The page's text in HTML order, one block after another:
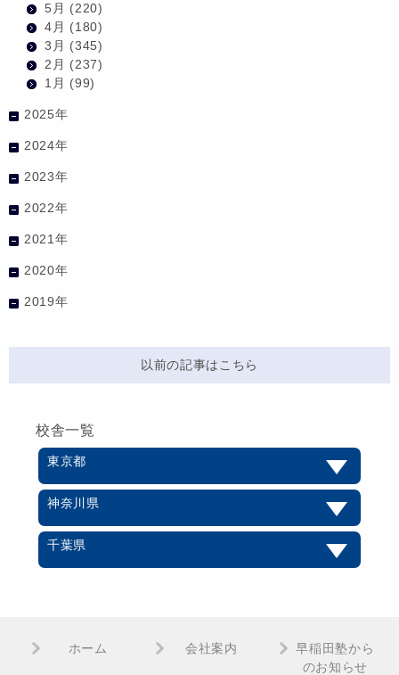
5月 (220)
4月 (180)
3月 (345)
2月 (237)
1月 (99)
2025年
2024年
2023年
2022年
2021年
2020年
2019年
以前の記事はこちら
校舎一覧
東京都
神奈川県
千葉県
ホーム 会社案内
早稲田塾から
のお知らせ